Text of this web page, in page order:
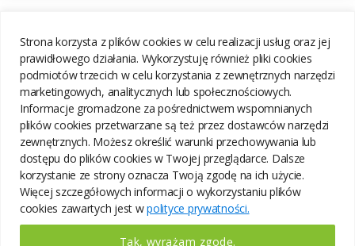
Strona korzysta z plików cookies w celu realizacji usług oraz jej
prawidłowego działania. Wykorzystuję również pliki cookies
podmiotów trzecich w celu korzystania z zewnętrznych narzędzi
marketingowych, analitycznych lub społecznościowych.
Informacje gromadzone za pośrednictwem wspomnianych
plików cookies przetwarzane są też przez dostawców narzędzi
zewnętrznych. Możesz określić warunki przechowywania lub
dostępu do plików cookies w Twojej przeglądarce. Dalsze
korzystanie ze strony oznacza Twoją zgodę na ich użycie.
Więcej szczegółowych informacji o wykorzystaniu plików
cookies zawartych jest wpolityce prywatności.
Tak, wyrażam zgodę.